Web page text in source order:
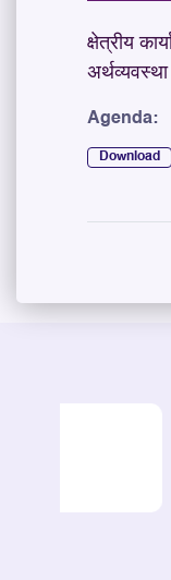
क्षेत्रीय
Agenda:
Download